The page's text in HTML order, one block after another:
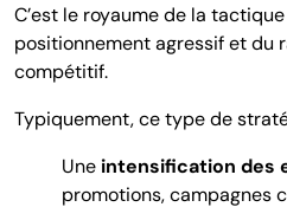
C’est le royaume de la
positionnement agressif et
compétitif.
Typiquement, ce type de
Une intensification des
promotions, campagnes